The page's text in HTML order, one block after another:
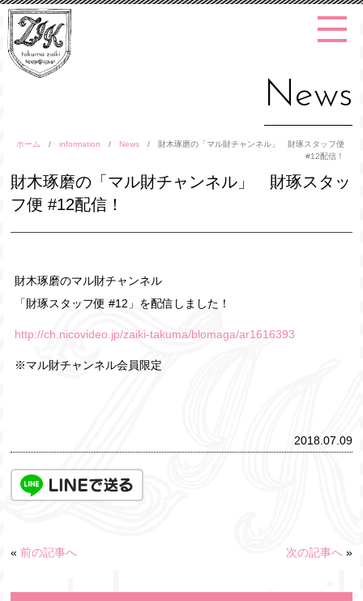
News
ホーム / information / News /
財木琢磨の「マル財チャンネル」 財琢スタッフ便
#12配信！
財木琢磨の「マル財チャンネル」 財琢スタッ
フ便 #12配信！
財木琢磨のマル財チャンネル
「財琢スタッフ便 #12」を配信しました！
http://ch.nicovideo.jp/zaiki-takuma/blomaga/ar1616393
※マル財チャンネル会員限定
2018.07.09
«前の記事へ 次の記事へ»